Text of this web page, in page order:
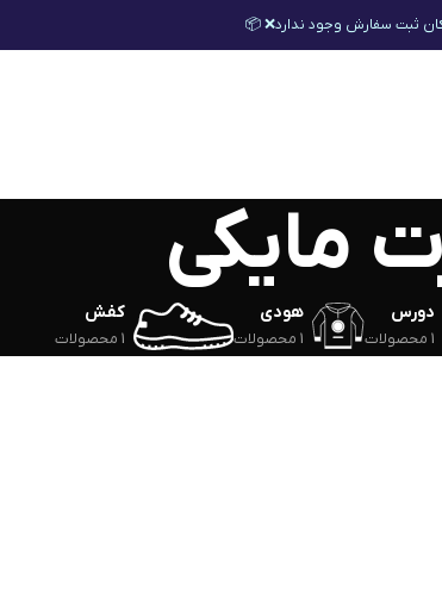
ثبت سفارش وجود ندارد❌ 📦
مایکی
دورس
1 محصولات
هودی
1 محصولات
کفش
1 محصولات